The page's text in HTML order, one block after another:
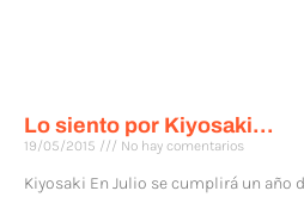
Lo siento por Kiyosaki…
19/05/2015 No hay comentarios
Kiyosaki En Julio se cumplirá un año